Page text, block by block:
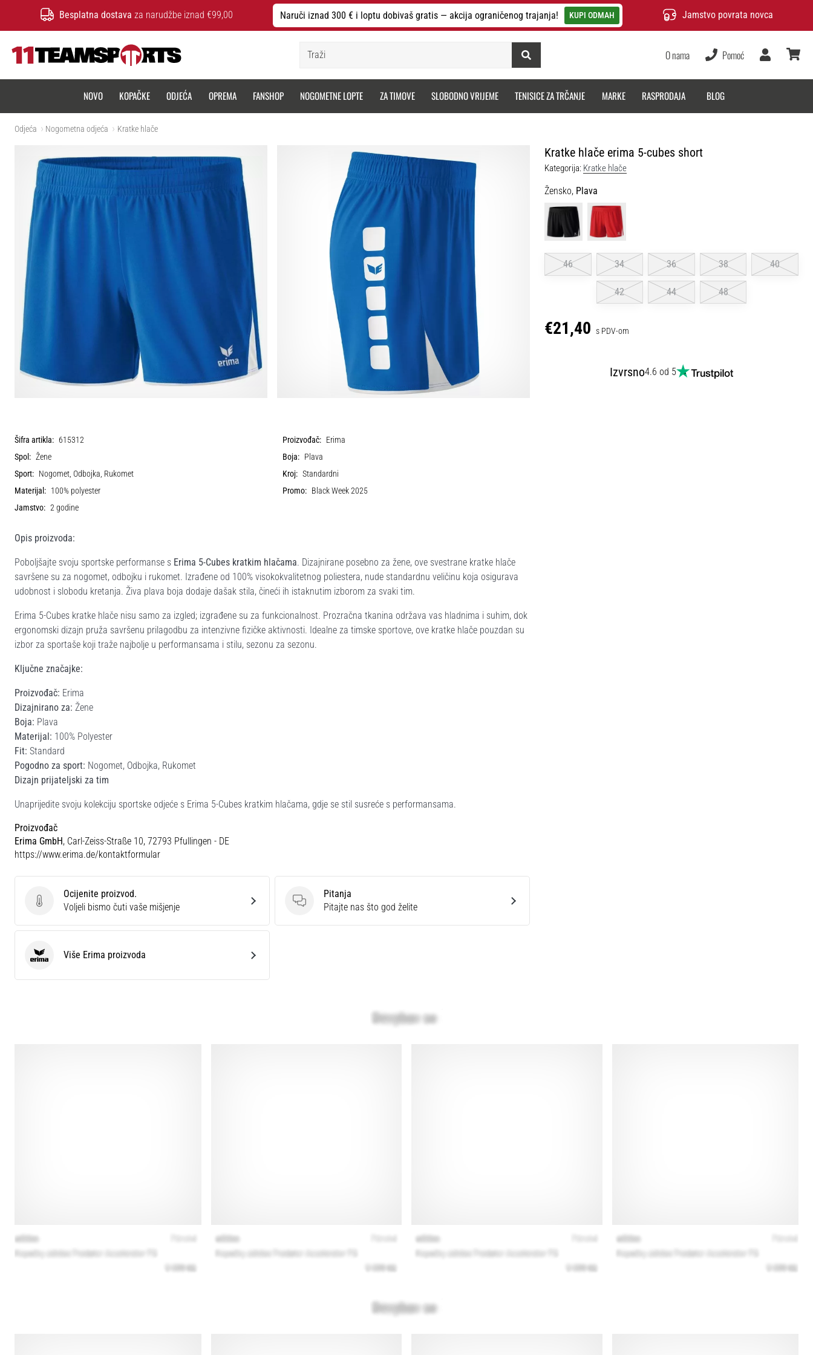
Besplatna dostava za narudžbe iznad €99,00 Naruči iznad 300 € i loptu dobivaš gratis — akcija ograničenog trajanja! KUPI ODMAH Jamstvo povrata novca
O nama Pomoć
Korisnik
NOVO KOPAČKE ODJEĆA OPREMA FANSHOP NOGOMETNE LOPTE ZA TIMOVE SLOBODNO VRIJEME TENISICE ZA TRČANJE MARKE RASPRODAJA BLOG
Odjeća Nogometna odjeća Kratke hlače
Kratke hlače erima 5-cubes short
Kategorija: Kratke hlače
Žensko, Plava
46 34 36 38 40
42 44 48
€21,40 s PDV-om
Izvrsno4.6 od 5
Šifra artikla: 615312 Proizvođač: Erima
Spol: Žene Boja: Plava
Sport: Nogomet, Odbojka, Rukomet Kroj: Standardni
Materijal: 100% polyester Promo: Black Week 2025
Jamstvo: 2 godine
Opis proizvoda:
Poboljšajte svoju sportske performanse s Erima 5-Cubes kratkim hlačama. Dizajnirane posebno za žene, ove svestrane kratke hlače
savršene su za nogomet, odbojku i rukomet. Izrađene od 100% visokokvalitetnog poliestera, nude standardnu veličinu koja osigurava
udobnost i slobodu kretanja. Živa plava boja dodaje dašak stila, čineći ih istaknutim izborom za svaki tim.
Erima 5-Cubes kratke hlače nisu samo za izgled; izgrađene su za funkcionalnost. Prozračna tkanina održava vas hladnima i suhim, dok
ergonomski dizajn pruža savršenu prilagodbu za intenzivne fizičke aktivnosti. Idealne za timske sportove, ove kratke hlače pouzdan su
izbor za sportaše koji traže najbolje u performansama i stilu, sezonu za sezonu.
Ključne značajke:
Proizvođač: Erima
Dizajnirano za: Žene
Boja: Plava
Materijal: 100% Polyester
Fit: Standard
Pogodno za sport: Nogomet, Odbojka, Rukomet
Dizajn prijateljski za tim
Unaprijedite svoju kolekciju sportske odjeće s Erima 5-Cubes kratkim hlačama, gdje se stil susreće s performansama.
Proizvođač
Erima GmbH, Carl-Zeiss-Straße 10, 72793 Pfullingen - DE
https://www.erima.de/kontaktformular
Ocijenite proizvod.
Ocijenite proizvod.
Voljeli bismo čuti vaše mišjenje
Pitanja
Pitanja
Pitajte nas što god želite
Erima Više Erima proizvoda